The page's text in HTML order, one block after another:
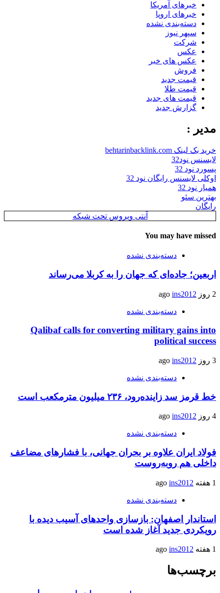
خبرهای آمریکا
خبرهای اروپا
دسته‌بندی نشده
سپهر نیوز
شرکت
عکس
عکس های خبر
فروش
قیمت جدید
قیمت طلا
قیمت های جدید
گزارش جدید
مدیر :
خرید بک لینک behtarinbacklink.com
لایسنس نود32
پسورد نود 32
اوکلی لایسنس رایگان نود 32
همیار نود 32
بهترین سئو
رایگان
آنتی ویروس تحت شبکه
You may have missed
دسته‌بندی نشده
اربعین؛ جاده‌ای که جهان را به کربلا می‌رساند
2 روز ago ins2012
دسته‌بندی نشده
Qalibaf calls for converting military gains into
political success
3 روز ago ins2012
دسته‌بندی نشده
خط قرمز سد زاینده‌رود، ۲۳۶ میلیون مترمکعب است
4 روز ago ins2012
دسته‌بندی نشده
فولاد ایران علاوه بر بحران جهانی، با فشارهای مضاعف
داخلی هم روبه‌روست
1 هفته ago ins2012
دسته‌بندی نشده
استاندار اصفهان: بازسازی واحدهای آسیب دیده با
رویکردی جدید آغاز شده است
1 هفته ago ins2012
برچسب‌ها